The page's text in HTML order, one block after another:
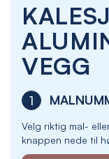
VEGG
1
Velg riktig mal-
knappen nede til
beginning
the
images
gallery